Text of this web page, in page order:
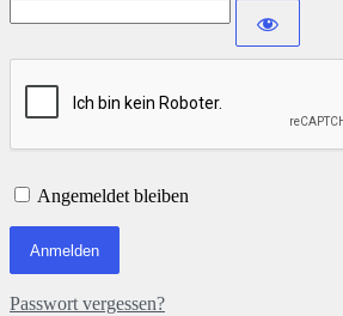
Angemeldet bleiben
Passwort vergessen?